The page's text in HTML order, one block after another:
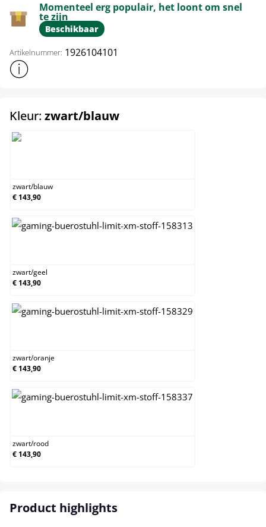
Momenteel erg populair, het loont om snel
te zijn
Beschikbaar
Artikelnummer: 1926104101
Toon meer productinformatie
Kleur: zwart/blauwselect
zwart/blauw
€ 143,90
zwart/geel
€ 143,90
zwart/oranje
€ 143,90
zwart/rood
€ 143,90
Product highlights